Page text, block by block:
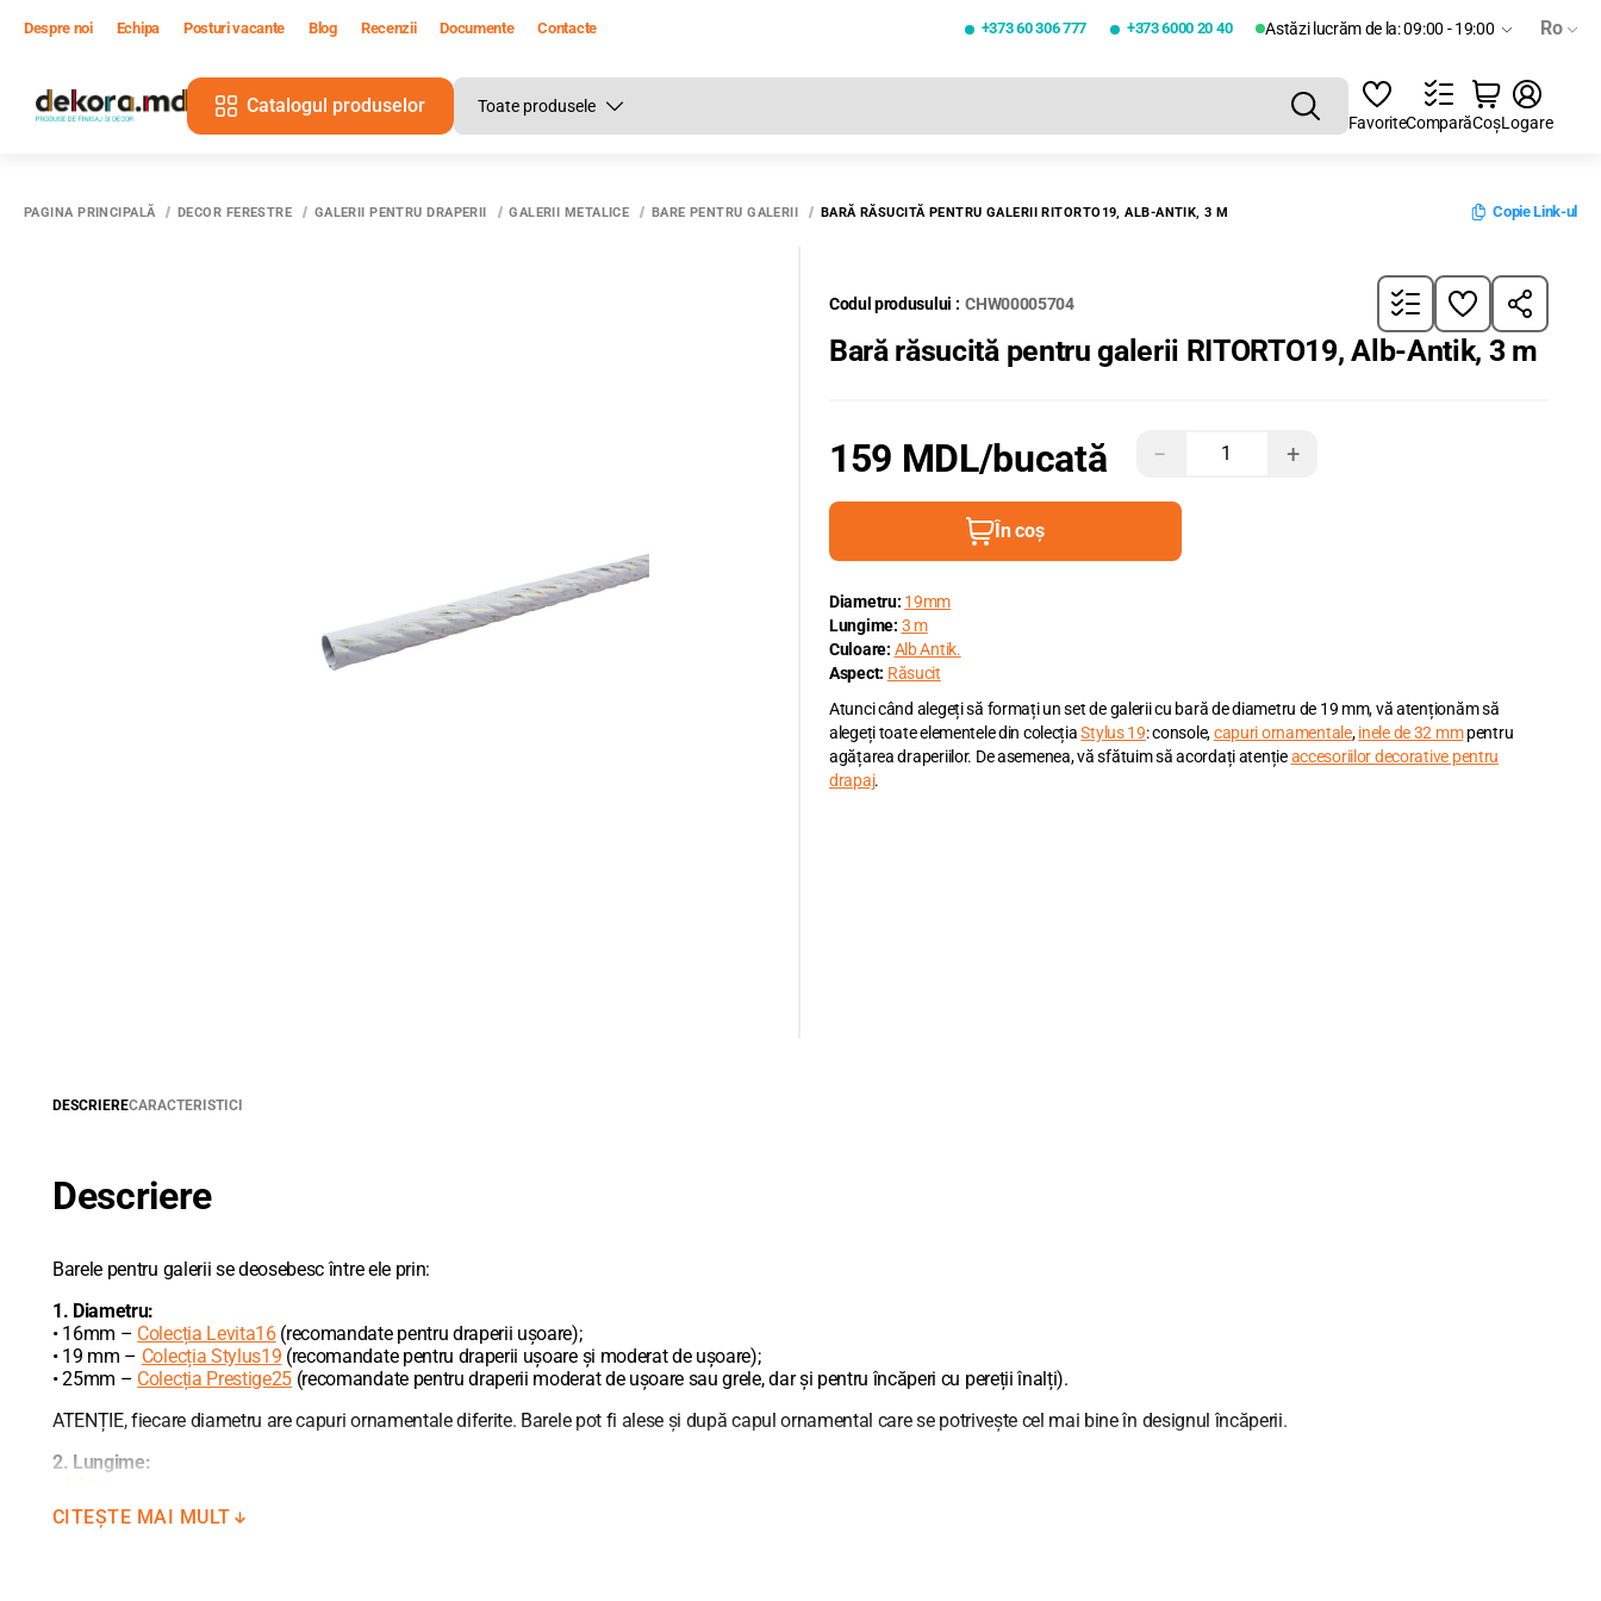
Despre noi Echipa Posturi vacante Blog Recenzii Documente Contacte +373 60 306 777 +373 6000 20 40 Astăzi lucrăm de la: 09:00 - 19:00 Ro
Catalogul produselor
FavoriteComparăCoșLogare
PAGINA PRINCIPALĂ DECOR FERESTRE GALERII PENTRU DRAPERII GALERII METALICE BARE PENTRU GALERII BARĂ RĂSUCITĂ PENTRU GALERII RITORTO19, ALB-ANTIK, 3 M Copie Link-ul
Codul produsului : CHW00005704
Bară răsucită pentru galerii RITORTO19, Alb-Antik, 3 m
159 MDL/bucată − +
În coș
Diametru: 19mm
Lungime: 3 m
Culoare: Alb Antik.
Aspect: Răsucit
Atunci când alegeți să formați un set de galerii cu bară de diametru de 19 mm, vă atenționăm să
alegeți toate elementele din colecțiaStylus 19: console,capuri ornamentale,inele de 32 mmpentru
agățarea draperiilor. De asemenea, vă sfătuim să acordați atențieaccesoriilor decorative pentru
drapaj.
DESCRIERECARACTERISTICI
Descriere
Barele pentru galerii se deosebesc între ele prin:
1. Diametru:
• 16mm – Colecția Levita16(recomandate pentru draperii ușoare);
• 19 mm – Colecția Stylus19 (recomandate pentru draperii ușoare și moderat de ușoare);
• 25mm – Colecția Prestige25 (recomandate pentru draperii moderat de ușoare sau grele, dar și pentru încăperi cu pereții înalți).
ATENȚIE, fiecare diametru are capuri ornamentale diferite. Barele pot fi alese și după capul ornamental care se potrivește cel mai bine în designul încăperii.
2. Lungime:
•2,0m;
•2,4m;
CITEȘTE MAI MULT